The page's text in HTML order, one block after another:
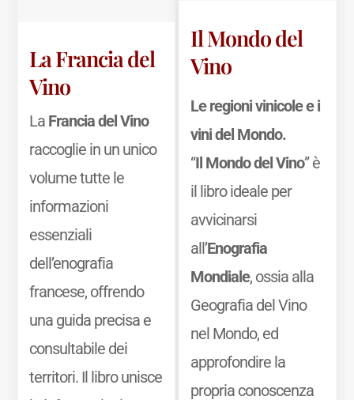
La Francia del
Vino
La Francia del Vino
raccoglie in un unico
volume tutte le
informazioni
essenziali
dell’enografia
francese, offrendo
una guida precisa e
consultabile dei
territori. Il libro unisce
Il Mondo del
Vino
Le regioni vinicole e i
vini del Mondo.
“Il Mondo del Vino” è
il libro ideale per
avvicinarsi
all’Enografia
Mondiale, ossia alla
Geografia del Vino
nel Mondo, ed
approfondire la
propria conoscenza